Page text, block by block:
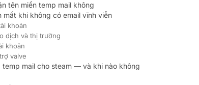
tên miền temp mail không
mất khi không có email vĩnh viễn
khoản
dịch và thị trường
khoản
valve
temp mail cho steam — và khi nào không